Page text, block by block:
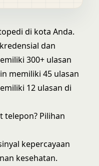
di kota Anda.
dan
300+ ulasan
memiliki 45 ulasan
12 ulasan di
telepon? Pilihan
kepercayaan
kesehatan.